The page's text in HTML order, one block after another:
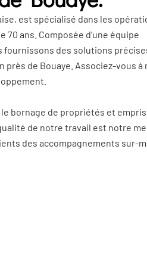
est spécialisé dans les
ans. Composée d’une équipe
des solutions
de Bouaye. Associez-vous à
bornage de propriétés et
de notre travail est notre
des accompagnements sur-